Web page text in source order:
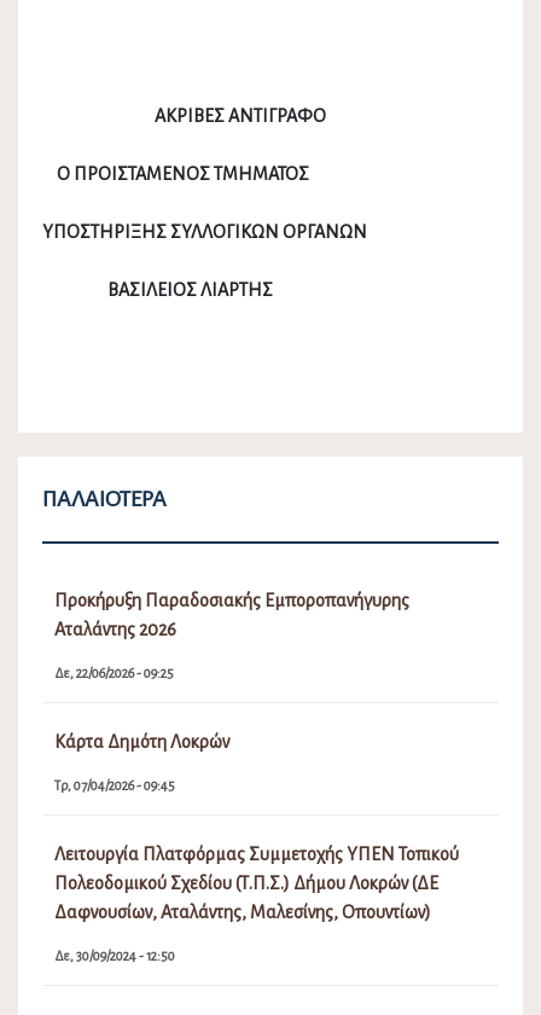
ΑΚΡΙΒΕΣ ΑΝΤΙΓΡΑΦΟ
Ο ΠΡΟΙΣΤΑΜΕΝΟΣ ΤΜΗΜΑΤΟΣ
ΥΠΟΣΤΗΡΙΞΗΣ ΣΥΛΛΟΓΙΚΩΝ ΟΡΓΑΝΩΝ
ΒΑΣΙΛΕΙΟΣ ΛΙΑΡΤΗΣ
ΠΑΛΑΙΌΤΕΡΑ
Προκήρυξη Παραδοσιακής Εμποροπανήγυρης
Αταλάντης 2026
Δε, 22/06/2026 - 09:25
Κάρτα Δημότη Λοκρών
Τρ, 07/04/2026 - 09:45
Λειτουργία Πλατφόρμας Συμμετοχής ΥΠΕΝ Τοπικού
Πολεοδομικού Σχεδίου (Τ.Π.Σ.) Δήμου Λοκρών (ΔΕ
Δαφνουσίων, Αταλάντης, Μαλεσίνης, Οπουντίων)
Δε, 30/09/2024 - 12:50